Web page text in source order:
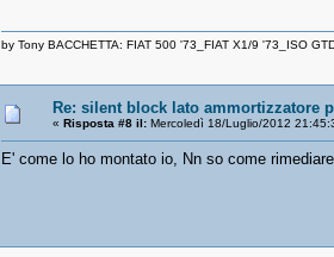
by Tony BACCHETTA: FIAT 500 '73_FIAT X1/9 '73_ISO
Re: silent block lato ammortizzatore
« Risposta #8 il: Mercoledì 18/Luglio/2012
E' come lo ho montato io, Nn so come rimediare